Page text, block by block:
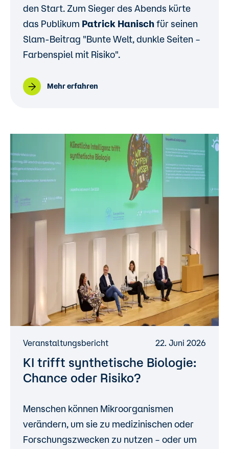
den Start. Zum Sieger des Abends kürte
das Publikum Patrick Hanisch für seinen
Slam-Beitrag "Bunte Welt, dunkle Seiten –
Farbenspiel mit Risiko".
Mehr erfahren
Veranstaltungsbericht 22. Juni 2026
KI trifft synthetische Biologie:
Chance oder Risiko?
Menschen können Mikroorganismen
verändern, um sie zu medizinischen oder
Forschungszwecken zu nutzen – oder um